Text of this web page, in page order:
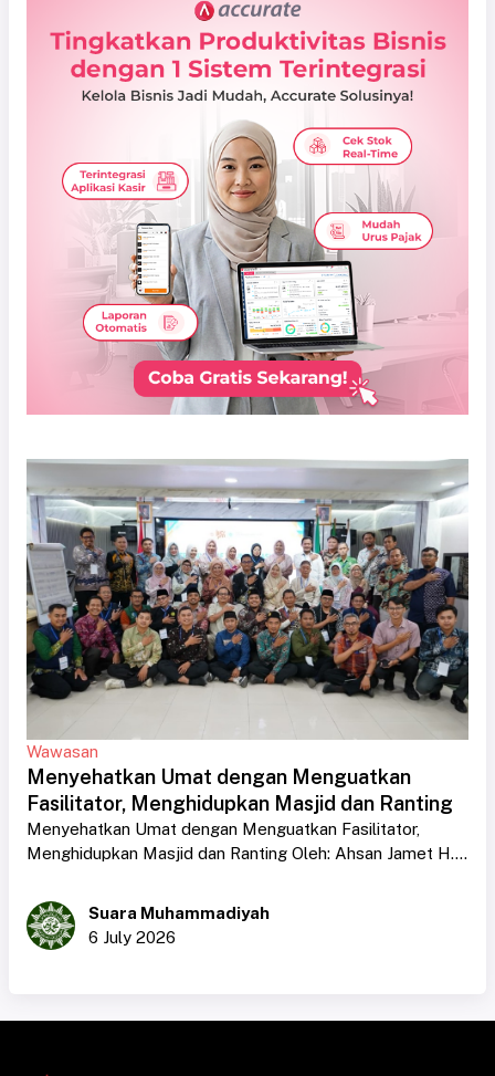
Wawasan
Menyehatkan Umat dengan Menguatkan
Fasilitator, Menghidupkan Masjid dan Ranting
Menyehatkan Umat dengan Menguatkan Fasilitator,
Menghidupkan Masjid dan Ranting Oleh: Ahsan Jamet H....
Suara Muhammadiyah
6 July 2026